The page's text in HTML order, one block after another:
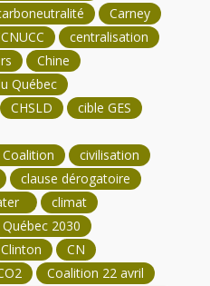
Carney
centralisation
Chine
Québec
CHSLD
cible GES
civilisation
clause dérogatoire
climat
2030
Clinton
CN
Coalition 22 avril